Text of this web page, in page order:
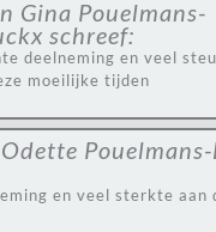
Gina Pouelmans-
schreef:
deelneming en veel
moeilijke tijden
en veel sterkte aan